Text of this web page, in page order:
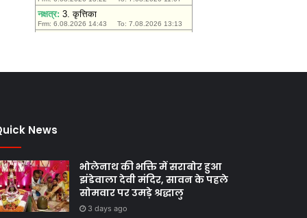
News
भोलेनाथ की भक्ति में सराबोर हुआ
झंडेवाला देवी मंदिर, सावन के पहले
सोमवार पर उमड़े श्रद्धालु
3 days ago